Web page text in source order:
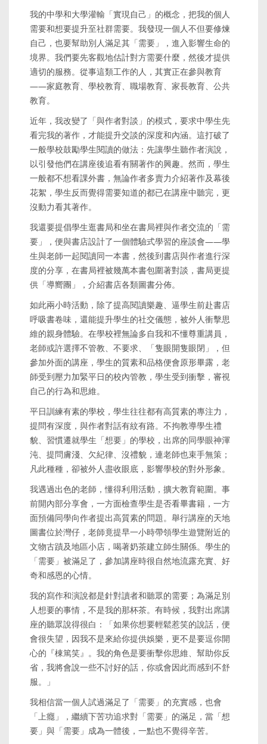
我的中學和大學灌輸「實現自己」的概念，把我的個人
需要和想要提升至社群需要。我發現一個人不但要修煉
自己，也要幫助別人滿足其「需要」，進入影響生命的
境界。我們要先客觀地估計對方需要什麼，然後才提供
適切的服務。從事這類工作的人，其實正在參與教育
——家庭教育、學校教育、職場教育、家長教育、公共
教育。
近年，我改變了「與作者對談」的模式，要求中學生先
看完我的著作，才能提升交談的深度和內涵。這打破了
一般學校鼓勵學生閱讀的做法：先讓學生聽作者演說，
以引發他們在講座後追看有關著作的興趣。然而，學生
一般都不想看課外書，無論作者多賣力介紹著作及幕後
花絮，學生反而覺得需要知道的都已在講座中聽完，更
沒動力看其著作。
我還要提倡學生逛書局和坐在書局裡與作者交流的「需
要」，便與書店設計了一個體驗式學習的座談會——學
生與老師一起閱讀同一本書，然後到書店與作者進行深
度的分享，在書局裡被幾萬本書包圍著對談，書局更提
供「導嚮團」，介紹書店各類圖書分佈。
如此兩小時活動，除了提高閱讀樂趣、逼學生前赴書店
呼吸書卷味，還能提升學生的社交儀態，被外人衝擊思
維的親身體驗。在學校裡無論多自我和不懂尊重講員，
老師或許選擇不管教、不要求、「隻眼開隻眼閉」，但
參加外面的講座，學生的質素和品格便會原形畢露，老
師受到壓力加緊平日的校內管教，學生受到衝擊，審視
自己的行為和思維。
平日訓練有素的學校，學生往往都有高質素的專注力，
提問有深度，與作者對話有紋有路。不拘教導學生禮
貌、習慣遷就學生「想要」的學校，出席的同學眼神渾
沌、提問膚淺、欠紀律、沒禮貌，連老師也束手無策；
凡此種種，卻被外人盡收眼底，影響學校的對外形象。
我遇過出色的老師，懂得利用活動，擴大教育範圍。事
前開內部分享會，一方面檢查學生是否看畢書籍，一方
面預備同學向作者提出高質素的問題。舉行講座的天地
圖書位於灣仔，老師竟提早一小時帶領學生遊覽附近的
文物古蹟及地區小店，喝著奶茶建立師生關係。學生的
「需要」被滿足了，參加講座時很自然地流露充實、好
奇和感恩的心情。
我的寫作和演說都是針對讀者和聽眾的需要；為滿足別
人想要的事情，不是我的那杯茶。有時候，我對出席講
座的聽眾說得很白：「如果你想要輕鬆惹笑的說話，便
會很失望，因我不是來給你提供娛樂，更不是要逗你開
心的『棟篤笑』。我的角色是要衝擊你思維、幫助你反
省，我將會說一些不討好的話，你或會因此而感到不舒
服。」
我相信當一個人試過滿足了「需要」的充實感，也會
「上癮」，繼續下苦功追求對「需要」的滿足，當「想
要」與「需要」成為一體後，一點也不覺得辛苦。